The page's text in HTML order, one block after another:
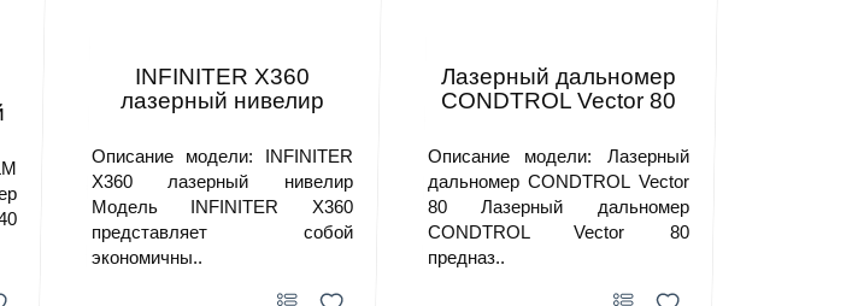
INFINITER X360
лазерный нивелир
Описание модели: INFINITER
X360 лазерный нивелир
Модель INFINITER X360
представляет собой
экономичны..
Лазерный дальномер
CONDTROL Vector 80
Описание модели: Лазерный
дальномер CONDTROL Vector
80 Лазерный дальномер
CONDTROL Vector 80
предназ..